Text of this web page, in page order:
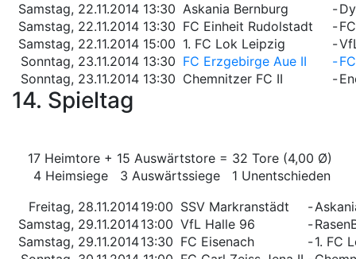
Samstag, 22.11.2014 13:30 Askania Bernburg -
Samstag, 22.11.2014 13:30 FC Einheit Rudolstadt -
Samstag, 22.11.2014 15:00 1. FC Lok Leipzig -
Sonntag, 23.11.2014 13:30 FC Erzgebirge Aue II -
Sonntag, 23.11.2014 13:30 Chemnitzer FC II -
14. Spieltag
17 Heimtore + 15 Auswärtstore = 32 Tore (4,00 Ø)
4 Heimsiege 3 Auswärtssiege 1 Unentschieden
Freitag, 28.11.201419:00 SSV Markranstädt -
Samstag, 29.11.201413:00 VfL Halle 96 -
Samstag, 29.11.201413:30 FC Eisenach -1. FC